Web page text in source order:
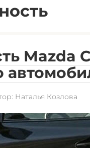
Mazda
Наталья Козлова